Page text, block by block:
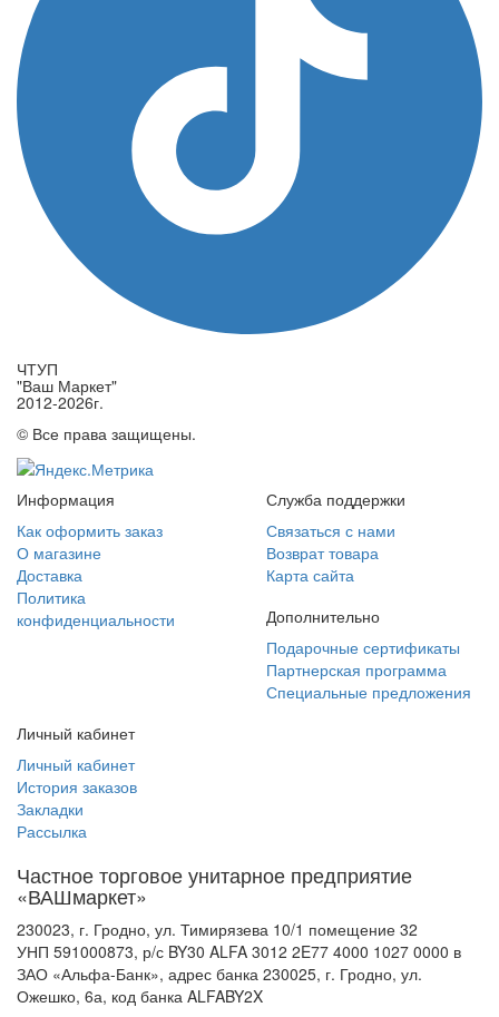
ЧТУП
"Ваш Маркет"
2012-2026г.
© Все права защищены.
Информация
Как оформить заказ
О магазине
Доставка
Политика
конфиденциальности
Служба поддержки
Связаться с нами
Возврат товара
Карта сайта
Дополнительно
Подарочные сертификаты
Партнерская программа
Специальные предложения
Личный кабинет
Личный кабинет
История заказов
Закладки
Рассылка
Частное торговое унитарное предприятие
«ВАШмаркет»
230023, г. Гродно, ул. Тимирязева 10/1 помещение 32
УНП 591000873, р/с BY30 ALFA 3012 2E77 4000 1027 0000 в
ЗАО «Альфа-Банк», адрес банка 230025, г. Гродно, ул.
Ожешко, 6а, код банка ALFABY2X